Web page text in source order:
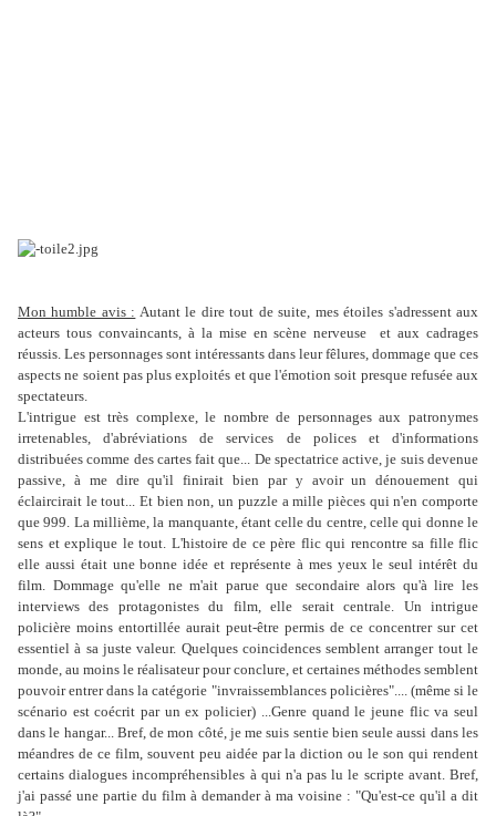
Mon humble avis : Autant le dire tout de suite, mes étoiles s'adressent aux
acteurs tous convaincants, à la mise en scène nerveuse et aux cadrages
réussis. Les personnages sont intéressants dans leur fêlures, dommage que ces
aspects ne soient pas plus exploités et que l'émotion soit presque refusée aux
spectateurs.
L'intrigue est très complexe, le nombre de personnages aux patronymes
irretenables, d'abréviations de services de polices et d'informations
distribuées comme des cartes fait que... De spectatrice active, je suis devenue
passive, à me dire qu'il finirait bien par y avoir un dénouement qui
éclaircirait le tout... Et bien non, un puzzle a mille pièces qui n'en comporte
que 999. La millième, la manquante, étant celle du centre, celle qui donne le
sens et explique le tout. L'histoire de ce père flic qui rencontre sa fille flic
elle aussi était une bonne idée et représente à mes yeux le seul intérêt du
film. Dommage qu'elle ne m'ait parue que secondaire alors qu'à lire les
interviews des protagonistes du film, elle serait centrale. Un intrigue
policière moins entortillée aurait peut-être permis de ce concentrer sur cet
essentiel à sa juste valeur. Quelques coincidences semblent arranger tout le
monde, au moins le réalisateur pour conclure, et certaines méthodes semblent
pouvoir entrer dans la catégorie "invraissemblances policières".... (même si le
scénario est coécrit par un ex policier) ...Genre quand le jeune flic va seul
dans le hangar... Bref, de mon côté, je me suis sentie bien seule aussi dans les
méandres de ce film, souvent peu aidée par la diction ou le son qui rendent
certains dialogues incompréhensibles à qui n'a pas lu le scripte avant. Bref,
j'ai passé une partie du film à demander à ma voisine : "Qu'est-ce qu'il a dit